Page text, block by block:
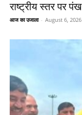
राष्ट्रीय स्तर पर
आज का उजाला - August 6, 2026